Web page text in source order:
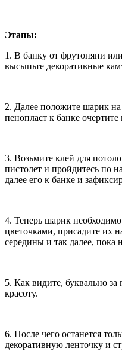
Этапы:
1. В банку от фрутоняни
высыпьте декоративные
2. Далее положите шарик на
пенопласт к банке
3. Возьмите клей для
пистолет и пройдитесь по
далее его к банке и
4. Теперь шарик
цветочками, присадите их
середины и так далее, пока
5. Как видите, буквально
красоту.
6. После чего останется
декоративную ленточку и